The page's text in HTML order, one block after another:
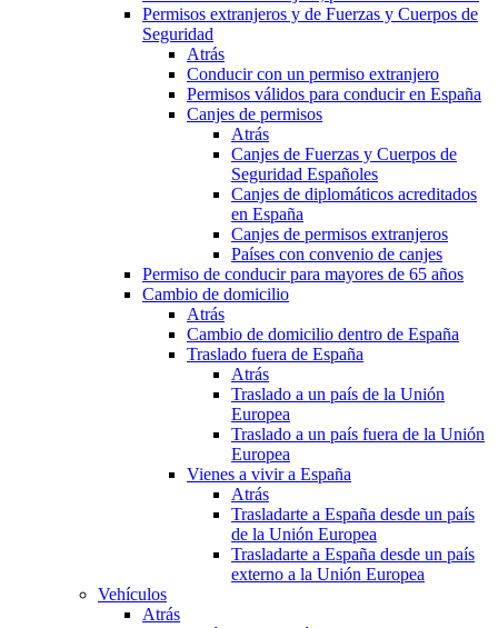
Permisos extranjeros y de Fuerzas y Cuerpos de
Seguridad
Atrás
Conducir con un permiso extranjero
Permisos válidos para conducir en España
Canjes de permisos
Atrás
Canjes de Fuerzas y Cuerpos de
Seguridad Españoles
Canjes de diplomáticos acreditados
en España
Canjes de permisos extranjeros
Países con convenio de canjes
Permiso de conducir para mayores de 65 años
Cambio de domicilio
Atrás
Cambio de domicilio dentro de España
Traslado fuera de España
Atrás
Traslado a un país de la Unión
Europea
Traslado a un país fuera de la Unión
Europea
Vienes a vivir a España
Atrás
Trasladarte a España desde un país
de la Unión Europea
Trasladarte a España desde un país
externo a la Unión Europea
Vehículos
Atrás